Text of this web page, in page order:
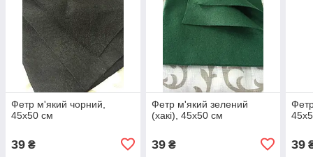
Фетр м'який чорний,
45х50 см
39 ₴
Фетр м'який зелений
(хакі), 45х50 см
39₴ 39